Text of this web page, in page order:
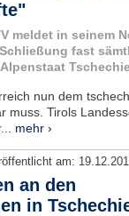
meldet in seinem
fast
nun dem
muss. Tirols
mehr ›
am:
an den
in